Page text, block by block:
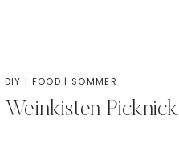
DIY | FOOD | SOMMER
Weinkisten Picknick